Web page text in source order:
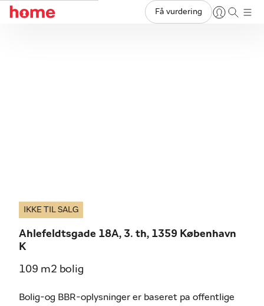
Få vurdering
IKKE TIL SALG
Ahlefeldtsgade 18A, 3. th, 1359 København
K
109 m2 bolig
Bolig-og BBR-oplysninger er baseret pa offentlige